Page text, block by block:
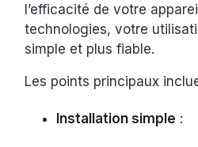
l’efficacité de votre
technologies, votre
simple et plus fiable.
Les points principaux
Installation simple :